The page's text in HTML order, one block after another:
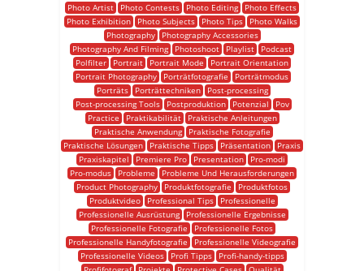
Photo Artist
Photo Contests Photo Editing
Photo Effects
Photo Exhibition
Photo Subjects Photo Tips
Photo Walks
Photography
Photography Accessories
Photography And Filming
Photoshoot Playlist
Podcast
Polfilter
Portrait Portrait Mode
Portrait Orientation
Portrait Photography
Porträtfotografie
Porträtmodus
Porträts
Porträttechniken
Post-processing
Post-processing Tools
Postproduktion Potenzial
Pov
Practice
Praktikabilität
Praktische Anleitungen
Praktische Anwendung
Praktische Fotografie
Praktische Lösungen
Praktische Tipps Präsentation
Praxis
Praxiskapitel
Premiere Pro Presentation
Pro-modi
Pro-modus
Probleme
Probleme Und Herausforderungen
Product Photography
Produktfotografie
Produktfotos
Produktvideo
Professional Tips
Professionelle
Professionelle Ausrüstung
Professionelle Ergebnisse
Professionelle Fotografie
Professionelle Fotos
Professionelle Handyfotografie
Professionelle Videografie
Professionelle Videos
Profi Tipps
Profi-handy-tipps